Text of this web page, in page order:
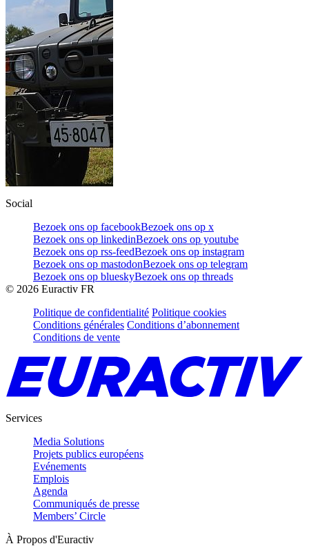
Social
Bezoek ons op facebookBezoek ons op x
Bezoek ons op linkedinBezoek ons op youtube
Bezoek ons op rss-feedBezoek ons op instagram
Bezoek ons op mastodonBezoek ons op telegram
Bezoek ons op blueskyBezoek ons op threads
© 2026 Euractiv FR
Politique de confidentialité Politique cookies
Conditions générales Conditions d’abonnement
Conditions de vente
Services
Media Solutions
Projets publics européens
Evénements
Emplois
Agenda
Communiqués de presse
Members’ Circle
À Propos d'Euractiv